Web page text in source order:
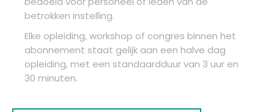
betrokken instelling.
Elke opleiding, workshop of congres binnen het
abonnement staat gelijk aan een halve dag
opleiding, met een standaardduur van 3 uur en
30 minuten.